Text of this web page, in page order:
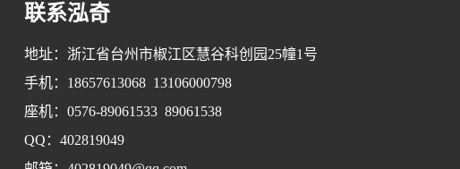
联系泓奇
地址：浙江省台州市椒江区慧谷科创园25幢1号
手机：18657613068 13106000798
座机：0576-89061533 89061538
QQ：402819049